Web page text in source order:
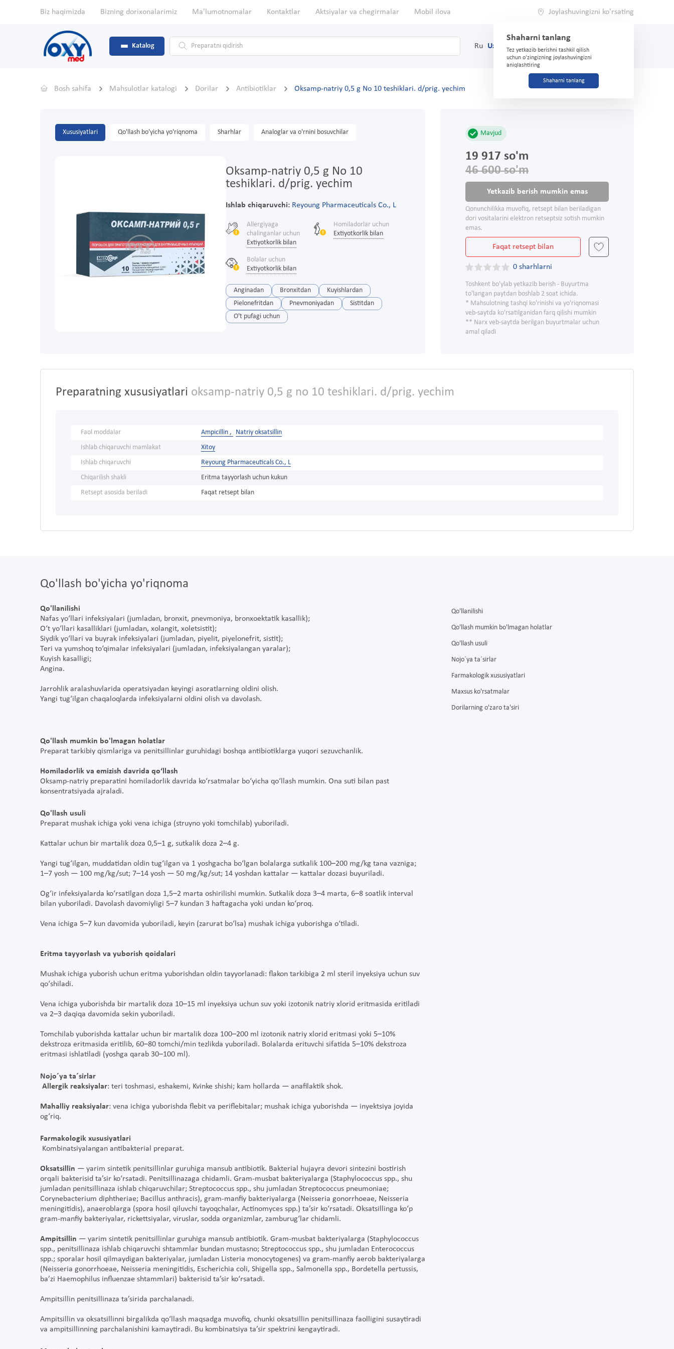
Biz haqimizda Bizning dorixonalarimiz Ma'lumotnomalar Kontaktlar Aktsiyalar va chegirmalar Mobil ilova Joylashuvingizni ko'rsating
Shaharni tanlang
Tez yetkazib berishni tashkil qilish
uchun o'zingizning joylashuvingizni
aniqlashtiring
Shaharni tanlang
Katalog Ru Uz (71) 200-03-03
Bosh sahifa Mahsulotlar katalogi Dorilar Antibiotiklar Oksamp-natriy 0,5 g No 10 teshiklari. d/prig. yechim
Xususiyatlari Qo'llash bo'yicha yo'riqnoma Sharhlar Analoglar va o'rnini bosuvchilar
Oksamp-natriy 0,5 g No 10
teshiklari. d/prig. yechim
Ishlab chiqaruvchi: Reyoung Pharmaceuticals Co., L
Allergiyaga
chalinganlar uchun
Extiyotkorlik bilan
Homiladorlar uchun
Extiyotkorlik bilan
Bolalar uchun
Extiyotkorlik bilan
Anginadan Bronxitdan
Kuyishlardan
Pielonefritdan
Pnevmoniyadan
Sistitdan
O't pufagi uchun
Mavjud
19 917 so'm
46 600 so'm
Yetkazib berish mumkin emas
Qonunchilikka muvofiq, retsept bilan beriladigan
dori vositalarini elektron retseptsiz sotish mumkin
emas.
Faqat retsept bilan
0 sharhlarni
Toshkent bo'ylab yetkazib berish - Buyurtma
to'langan paytdan boshlab 2 soat ichida.
* Mahsulotning tashqi ko'rinishi va yo'riqnomasi
veb-saytda ko'rsatilganidan farq qilishi mumkin
** Narx veb-saytda berilgan buyurtmalar uchun
amal qiladi
Preparatning xususiyatlari oksamp-natriy 0,5 g no 10 teshiklari. d/prig. yechim
Faol moddalar Ampicillin ,
Natriy oksatsillin
Ishlab chiqaruvchi mamlakat
Xitoy
Ishlab chiqaruvchi
Reyoung Pharmaceuticals Co., L
Chiqarilish shakli
Eritma tayyorlash uchun kukun
Retsept asosida beriladi
Faqat retsept bilan
Qo'llash bo'yicha yo'riqnoma
Qo'llanilishi
Nafas yo‘llari infeksiyalari (jumladan, bronxit, pnevmoniya, bronxoektatik kasallik);
O‘t yo‘llari kasalliklari (jumladan, xolangit, xoletsistit);
Siydik yo‘llari va buyrak infeksiyalari (jumladan, piyelit, piyelonefrit, sistit);
Teri va yumshoq to‘qimalar infeksiyalari (jumladan, infeksiyalangan yaralar);
Kuyish kasalligi;
Angina.
Jarrohlik aralashuvlarida operatsiyadan keyingi asoratlarning oldini olish.
Yangi tug‘ilgan chaqaloqlarda infeksiyalarni oldini olish va davolash.
Qo'llash mumkin bo'lmagan holatlar
Preparat tarkibiy qismlariga va penitsillinlar guruhidagi boshqa antibiotiklarga yuqori sezuvchanlik.
Homiladorlik va emizish davrida qo‘llash
Oksamp-natriy preparatini homiladorlik davrida ko‘rsatmalar bo‘yicha qo‘llash mumkin. Ona suti bilan past
konsentratsiyada ajraladi.
Qo'llash usuli
Preparat mushak ichiga yoki vena ichiga (struyno yoki tomchilab) yuboriladi.
Kattalar uchun bir martalik doza 0,5–1 g, sutkalik doza 2–4 g.
Yangi tug‘ilgan, muddatidan oldin tug‘ilgan va 1 yoshgacha bo‘lgan bolalarga sutkalik 100–200 mg/kg tana vazniga;
1–7 yosh — 100 mg/kg/sut; 7–14 yosh — 50 mg/kg/sut; 14 yoshdan kattalar — kattalar dozasi buyuriladi.
Og‘ir infeksiyalarda ko‘rsatilgan doza 1,5–2 marta oshirilishi mumkin. Sutkalik doza 3–4 marta, 6–8 soatlik interval
bilan yuboriladi. Davolash davomiyligi 5–7 kundan 3 haftagacha yoki undan ko‘proq.
Vena ichiga 5–7 kun davomida yuboriladi, keyin (zarurat bo‘lsa) mushak ichiga yuborishga o‘tiladi.
Eritma tayyorlash va yuborish qoidalari
Mushak ichiga yuborish uchun eritma yuborishdan oldin tayyorlanadi: flakon tarkibiga 2 ml steril inyeksiya uchun suv
qo‘shiladi.
Vena ichiga yuborishda bir martalik doza 10–15 ml inyeksiya uchun suv yoki izotonik natriy xlorid eritmasida eritiladi
va 2–3 daqiqa davomida sekin yuboriladi.
Tomchilab yuborishda kattalar uchun bir martalik doza 100–200 ml izotonik natriy xlorid eritmasi yoki 5–10%
dekstroza eritmasida eritilib, 60–80 tomchi/min tezlikda yuboriladi. Bolalarda erituvchi sifatida 5–10% dekstroza
eritmasi ishlatiladi (yoshga qarab 30–100 ml).
Nojo´ya ta´sirlar
Allergik reaksiyalar: teri toshmasi, eshakemi, Kvinke shishi; kam hollarda — anafilaktik shok.
Mahalliy reaksiyalar: vena ichiga yuborishda flebit va periflebitalar; mushak ichiga yuborishda — inyektsiya joyida
og‘riq.
Farmakologik xususiyatlari
Kombinatsiyalangan antibakterial preparat.
Oksatsillin — yarim sintetik penitsillinlar guruhiga mansub antibiotik. Bakterial hujayra devori sintezini bostirish
orqali bakterisid ta’sir ko‘rsatadi. Penitsillinazaga chidamli. Gram-musbat bakteriyalarga (Staphylococcus spp., shu
jumladan penitsillinaza ishlab chiqaruvchilar; Streptococcus spp., shu jumladan Streptococcus pneumoniae;
Corynebacterium diphtheriae; Bacillus anthracis), gram-manfiy bakteriyalarga (Neisseria gonorrhoeae, Neisseria
meningitidis), anaeroblarga (spora hosil qiluvchi tayoqchalar, Actinomyces spp.) ta’sir ko‘rsatadi. Oksatsillinga ko‘p
gram-manfiy bakteriyalar, rickettsiyalar, viruslar, sodda organizmlar, zamburug‘lar chidamli.
Ampitsillin — yarim sintetik penitsillinlar guruhiga mansub antibiotik. Gram-musbat bakteriyalarga (Staphylococcus
spp., penitsillinaza ishlab chiqaruvchi shtammlar bundan mustasno; Streptococcus spp., shu jumladan Enterococcus
spp.; sporalar hosil qilmaydigan bakteriyalar, jumladan Listeria monocytogenes) va gram-manfiy aerob bakteriyalarga
(Neisseria gonorrhoeae, Neisseria meningitidis, Escherichia coli, Shigella spp., Salmonella spp., Bordetella pertussis,
ba’zi Haemophilus influenzae shtammlari) bakterisid ta’sir ko‘rsatadi.
Ampitsillin penitsillinaza ta’sirida parchalanadi.
Ampitsillin va oksatsillinni birgalikda qo‘llash maqsadga muvofiq, chunki oksatsillin penitsillinaza faolligini susaytiradi
va ampitsillinning parchalanishini kamaytiradi. Bu kombinatsiya ta’sir spektrini kengaytiradi.
Qo'llanilishi
Qo'llash mumkin bo'lmagan holatlar
Qo'llash usuli
Nojo´ya ta´sirlar
Farmakologik xususiyatlari
Maxsus ko'rsatmalar
Dorilarning o'zaro ta'siri